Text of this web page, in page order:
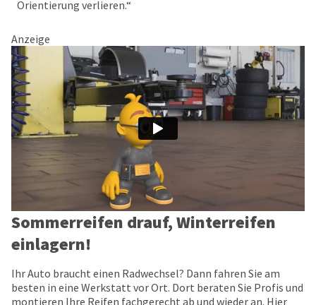
Orientierung verlieren.“
Anzeige
Sommerreifen drauf, Winterreifen
einlagern!
Ihr Auto braucht einen Radwechsel? Dann fahren Sie am
besten in eine Werkstatt vor Ort. Dort beraten Sie Profis und
montieren Ihre Reifen fachgerecht ab und wieder an. Hier